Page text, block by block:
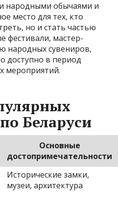
народными обычаями и
место для тех, кто
но и стать частью
фестивали, мастер-
народных сувениров,
доступно в период
мероприятий.
Беларуси
Основные
достопримечательности
Исторические замки,
музеи, архитектура